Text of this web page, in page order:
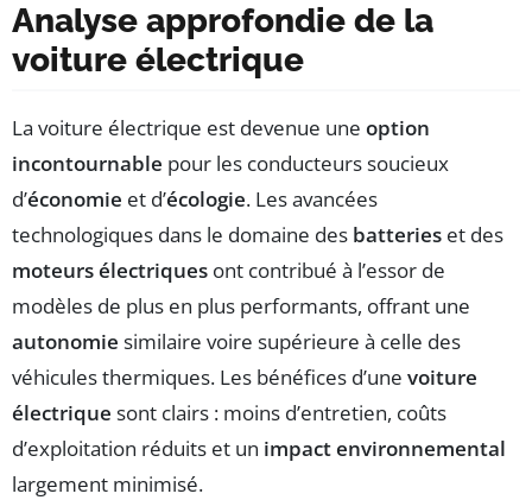
Analyse approfondie de la
voiture électrique
La voiture électrique est devenue une option
incontournable pour les conducteurs soucieux
d’économie et d’écologie. Les avancées
technologiques dans le domaine des batteries et des
moteurs électriques ont contribué à l’essor de
modèles de plus en plus performants, offrant une
autonomie similaire voire supérieure à celle des
véhicules thermiques. Les bénéfices d’une voiture
électrique sont clairs : moins d’entretien, coûts
d’exploitation réduits et un impact environnemental
largement minimisé.